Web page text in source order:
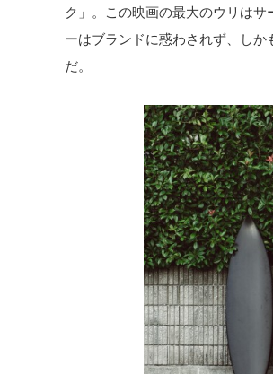
ク」。この映画の最大のウリは
ーはブランドに惑わされず、し
だ。